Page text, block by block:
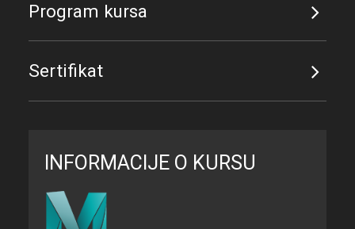
Program kursa
Sertifikat
INFORMACIJE O KURSU